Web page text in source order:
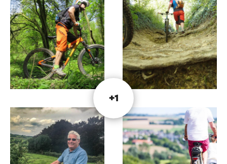
Radfahren Benelux
Biking Benelux konzentriert sich auf einzelne
Teilnehmer, also keine Massenzahlen. Auf der
Website finden Sie alle Startdaten und
Reiseinformationen.
Dieser Text wurde mit Hilfe eines Online-
Übersetzungsdienstes automatisch übersetzt.
+1